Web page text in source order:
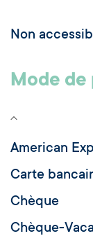
Non
Mode de
American
Carte
Chèque
Chèque-